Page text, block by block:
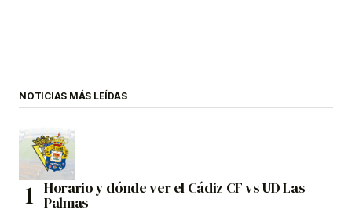
NOTICIAS MÁS LEÍDAS
Horario y dónde ver el Cádiz CF vs UD Las
Palmas